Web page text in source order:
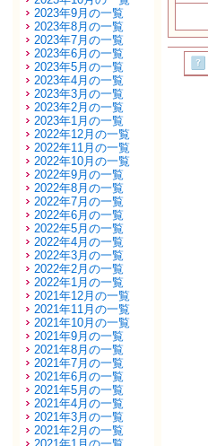
2023年9月の一覧
2023年8月の一覧
2023年7月の一覧
2023年6月の一覧
2023年5月の一覧
2023年4月の一覧
2023年3月の一覧
2023年2月の一覧
2023年1月の一覧
2022年12月の一覧
2022年11月の一覧
2022年10月の一覧
2022年9月の一覧
2022年8月の一覧
2022年7月の一覧
2022年6月の一覧
2022年5月の一覧
2022年4月の一覧
2022年3月の一覧
2022年2月の一覧
2022年1月の一覧
2021年12月の一覧
2021年11月の一覧
2021年10月の一覧
2021年9月の一覧
2021年8月の一覧
2021年7月の一覧
2021年6月の一覧
2021年5月の一覧
2021年4月の一覧
2021年3月の一覧
2021年2月の一覧